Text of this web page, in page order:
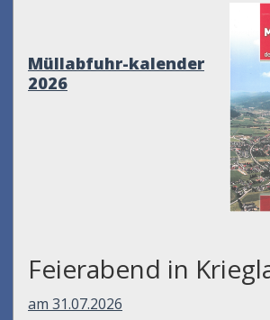
Müllabfuhr-kalender
2026
Feierabend in
am 31.07.2026